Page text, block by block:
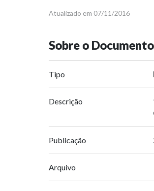
Atualizado em 07/11/2016
Sobre o Documento
Tipo
Descrição
Publicação
Arquivo